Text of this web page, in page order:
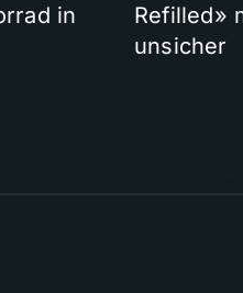
in
Refilled»
unsicher